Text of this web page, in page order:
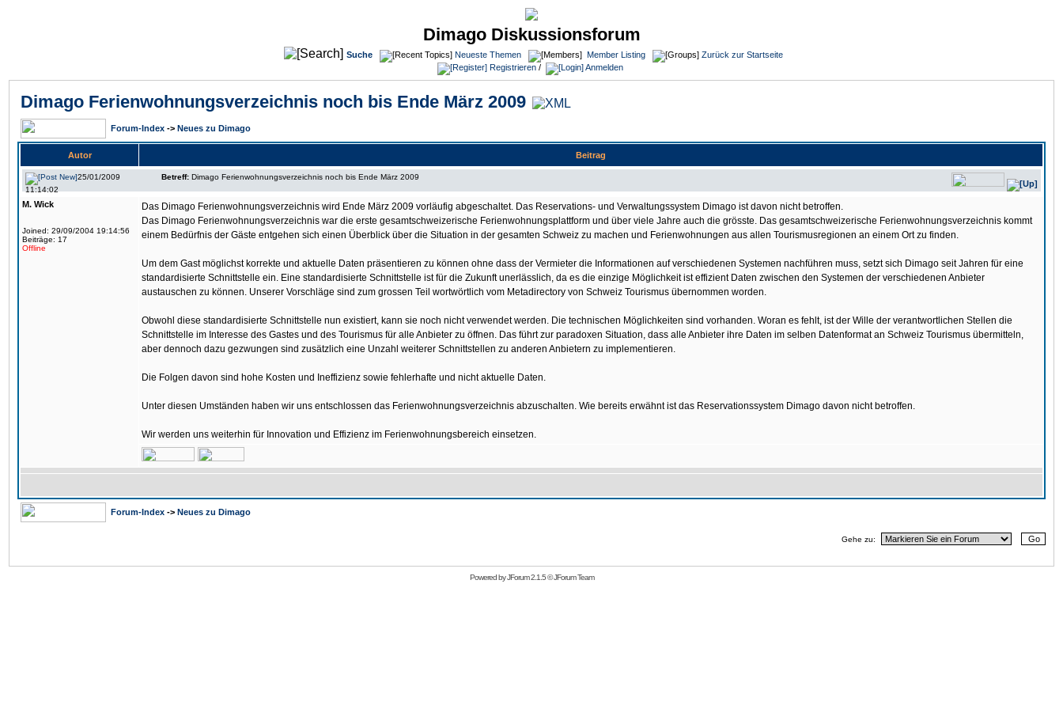
Dimago Diskussionsforum
Suche Neueste Themen Member Listing
Zurück zur Startseite
Registrieren / Anmelden
Dimago Ferienwohnungsverzeichnis noch bis Ende März 2009
Forum-Index -> Neues zu Dimago
Autor Beitrag
25/01/2009
11:14:02
Betreff: Dimago Ferienwohnungsverzeichnis noch bis Ende März 2009
M. Wick
Joined: 29/09/2004 19:14:56
Beiträge: 17
Offline
Das Dimago Ferienwohnungsverzeichnis wird Ende März 2009 vorläufig abgeschaltet. Das Reservations- und Verwaltungssystem Dimago ist davon nicht betroffen.
Das Dimago Ferienwohnungsverzeichnis war die erste gesamtschweizerische Ferienwohnungsplattform und über viele Jahre auch die grösste. Das gesamtschweizerische Ferienwohnungsverzeichnis kommt
einem Bedürfnis der Gäste entgehen sich einen Überblick über die Situation in der gesamten Schweiz zu machen und Ferienwohnungen aus allen Tourismusregionen an einem Ort zu finden.
Um dem Gast möglichst korrekte und aktuelle Daten präsentieren zu können ohne dass der Vermieter die Informationen auf verschiedenen Systemen nachführen muss, setzt sich Dimago seit Jahren für eine
standardisierte Schnittstelle ein. Eine standardisierte Schnittstelle ist für die Zukunft unerlässlich, da es die einzige Möglichkeit ist effizient Daten zwischen den Systemen der verschiedenen Anbieter
austauschen zu können. Unserer Vorschläge sind zum grossen Teil wortwörtlich vom Metadirectory von Schweiz Tourismus übernommen worden.
Obwohl diese standardisierte Schnittstelle nun existiert, kann sie noch nicht verwendet werden. Die technischen Möglichkeiten sind vorhanden. Woran es fehlt, ist der Wille der verantwortlichen Stellen die
Schnittstelle im Interesse des Gastes und des Tourismus für alle Anbieter zu öffnen. Das führt zur paradoxen Situation, dass alle Anbieter ihre Daten im selben Datenformat an Schweiz Tourismus übermitteln,
aber dennoch dazu gezwungen sind zusätzlich eine Unzahl weiterer Schnittstellen zu anderen Anbietern zu implementieren.
Die Folgen davon sind hohe Kosten und Ineffizienz sowie fehlerhafte und nicht aktuelle Daten.
Unter diesen Umständen haben wir uns entschlossen das Ferienwohnungsverzeichnis abzuschalten. Wie bereits erwähnt ist das Reservationssystem Dimago davon nicht betroffen.
Wir werden uns weiterhin für Innovation und Effizienz im Ferienwohnungsbereich einsetzen.
Forum-Index -> Neues zu Dimago
Gehe zu:
Powered byJForum 2.1.5©JForum Team